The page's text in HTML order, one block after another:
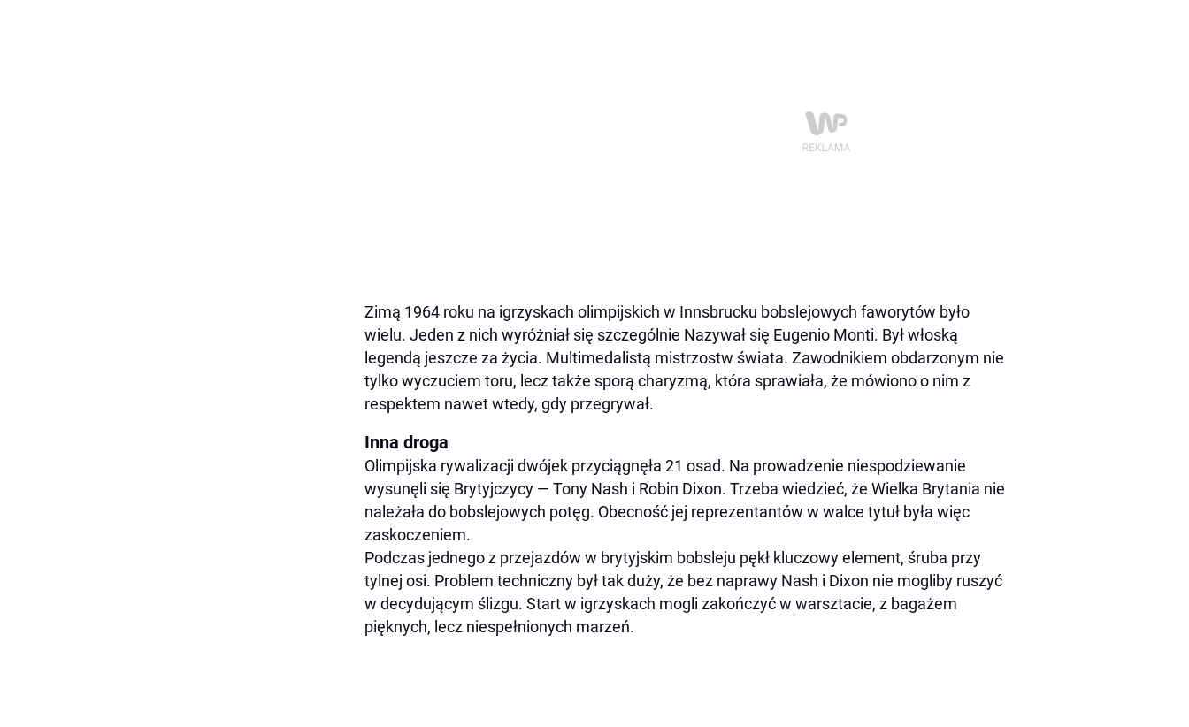
Zimą 1964 roku na igrzyskach olimpijskich w Innsbrucku bobslejowych faworytów było
wielu. Jeden z nich wyróżniał się szczególnie Nazywał się Eugenio Monti. Był włoską
legendą jeszcze za życia. Multimedalistą mistrzostw świata. Zawodnikiem obdarzonym nie
tylko wyczuciem toru, lecz także sporą charyzmą, która sprawiała, że mówiono o nim z
respektem nawet wtedy, gdy przegrywał.
Inna droga
Olimpijska rywalizacji dwójek przyciągnęła 21 osad. Na prowadzenie niespodziewanie
wysunęli się Brytyjczycy — Tony Nash i Robin Dixon. Trzeba wiedzieć, że Wielka Brytania nie
należała do bobslejowych potęg. Obecność jej reprezentantów w walce tytuł była więc
zaskoczeniem.
Podczas jednego z przejazdów w brytyjskim bobsleju pękł kluczowy element, śruba przy
tylnej osi. Problem techniczny był tak duży, że bez naprawy Nash i Dixon nie mogliby ruszyć
w decydującym ślizgu. Start w igrzyskach mogli zakończyć w warsztacie, z bagażem
pięknych, lecz niespełnionych marzeń.